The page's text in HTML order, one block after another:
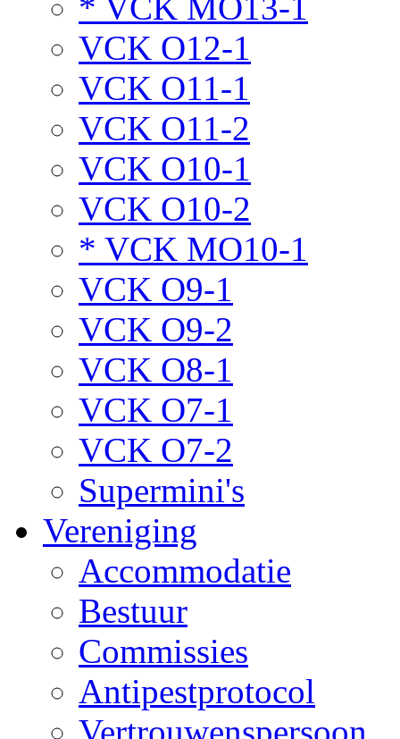
VCK O12-1
VCK O11-1
VCK O11-2
VCK O10-1
VCK O10-2
* VCK MO10-1
VCK O9-1
VCK O9-2
VCK O8-1
VCK O7-1
VCK O7-2
Supermini's
Vereniging
Accommodatie
Bestuur
Commissies
Antipestprotocol